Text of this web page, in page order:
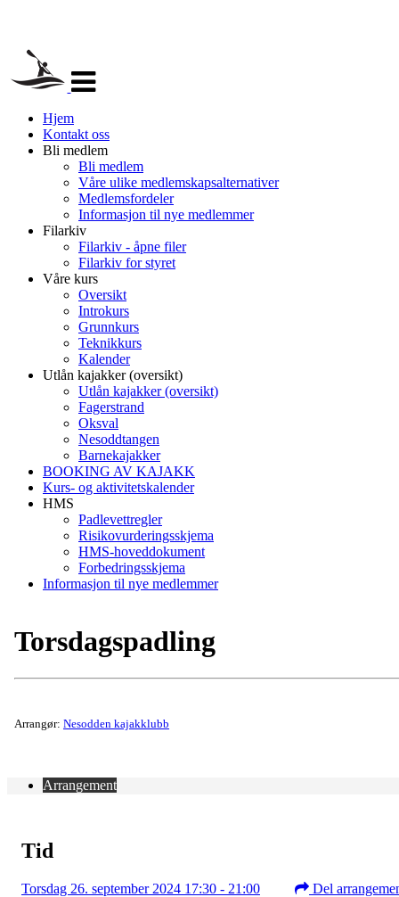
navigasjon
Hjem
Kontakt oss
Bli medlem
Bli medlem
Våre ulike medlemskapsalternativer
Medlemsfordeler
Informasjon til nye medlemmer
Filarkiv
Filarkiv - åpne filer
Filarkiv for styret
Våre kurs
Oversikt
Introkurs
Grunnkurs
Teknikkurs
Kalender
Utlån kajakker (oversikt)
Utlån kajakker (oversikt)
Fagerstrand
Oksval
Nesoddtangen
Barnekajakker
BOOKING AV KAJAKK
Kurs- og aktivitetskalender
HMS
Padlevettregler
Risikovurderingsskjema
HMS-hoveddokument
Forbedringsskjema
Informasjon til nye medlemmer
Torsdagspadling
Arrangør: Nesodden kajakklubb
Arrangement
Tid
Torsdag 26. september 2024 17:30 - 21:00 Del